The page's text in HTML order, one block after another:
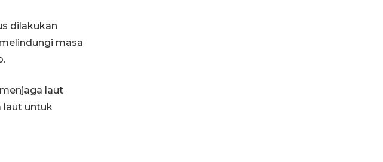
dilakukan
masa
laut
laut untuk